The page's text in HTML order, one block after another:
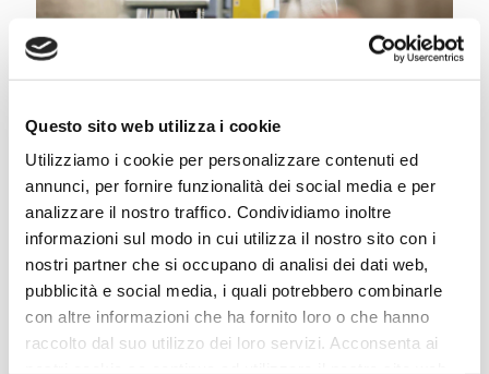
Questo sito web utilizza i cookie
Utilizziamo i cookie per personalizzare contenuti ed
annunci, per fornire funzionalità dei social media e per
analizzare il nostro traffico. Condividiamo inoltre
informazioni sul modo in cui utilizza il nostro sito con i
nostri partner che si occupano di analisi dei dati web,
pubblicità e social media, i quali potrebbero combinarle
con altre informazioni che ha fornito loro o che hanno
raccolto dal suo utilizzo dei loro servizi. Acconsenta ai
operativa e la disponibilità delle apparecchiature per l'industria e
l'edilizia con i relè Harmony elettromeccanici di Schneider Electric.
Le applicazioni sono molteplici: dal packaging alle macchine utensili,
passando per il controllo del clima in grandi edifici fino ad arrivare ai
pannelli di controllo di automazione e alle interfacce PLC.